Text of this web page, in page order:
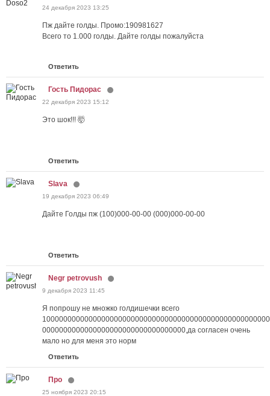
24 декабря 2023 13:25
Пж дайте голды. Промо:190981627
Всего то 1.000 голды. Дайте голды пожалуйста
Ответить
Гость Пидорас
22 декабря 2023 15:12
Это шок!!! 🤯
Ответить
Slava
19 декабря 2023 06:49
Дайте Голды пж (100)000-00-00 (000)000-00-00
Ответить
Negr petrovush
9 декабря 2023 11:45
Я попрошу не множко голдишечки всего
0000000000000000000000000000000000,да согласен очень
мало но для меня это норм
Ответить
Про
25 ноября 2023 20:15